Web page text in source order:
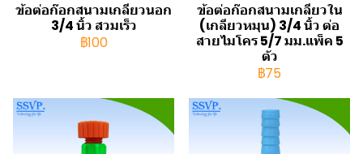
ข้อต่อก๊อกสนามเกลียวนอก
3/4 นิ้ว สวมเร็ว
฿100
ข้อต่อก๊อกสนามเกลียวใน
(เกลียวหมุน) 3/4 นิ้ว ต่อ
สายไมโคร 5/7 มม.แพ็ค 5
ตัว
฿75